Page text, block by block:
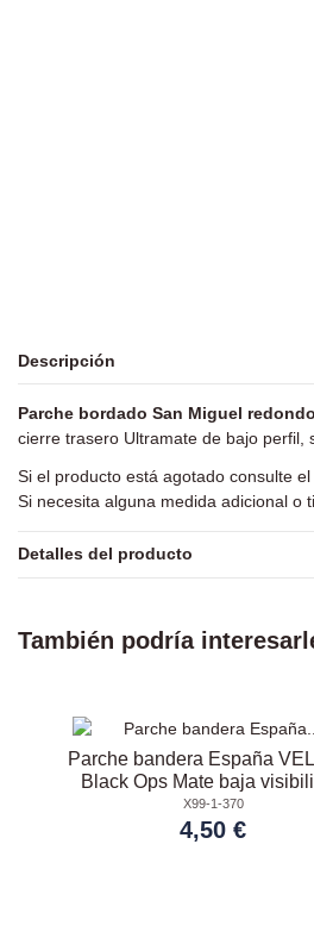
Descripción
Parche bordado San Miguel
cierre trasero Ultramate de bajo perfil,
Si el producto está agotado consulte
Si necesita alguna medida adicional o
Detalles del producto
También podría
Parche bandera España
Black Ops Mate baja
X99-1-370
4,50 €